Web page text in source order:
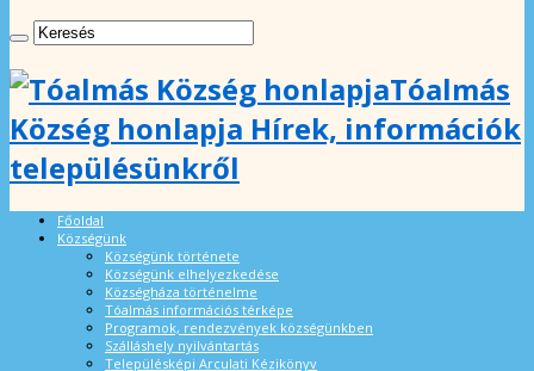
Tóalmás
Község honlapja Hírek, információk
településünkről
Főoldal
Községünk
Községünk története
Községünk elhelyezkedése
Községháza történelme
Tóalmás információs térképe
Programok, rendezvények községünkben
Szálláshely nyilvántartás
Településképi Arculati Kézikönyv